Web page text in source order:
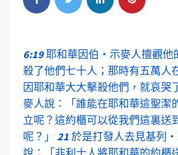
6:19耶和華因伯‧示麥人擅觀他
殺了他們七十人；那時有五萬人
因耶和華大大擊殺他們，就哀哭
麥人說：「誰能在耶和華這聖
立呢？這約櫃可以從我們這裏送
呢？」 21 於是打發人去見基列‧